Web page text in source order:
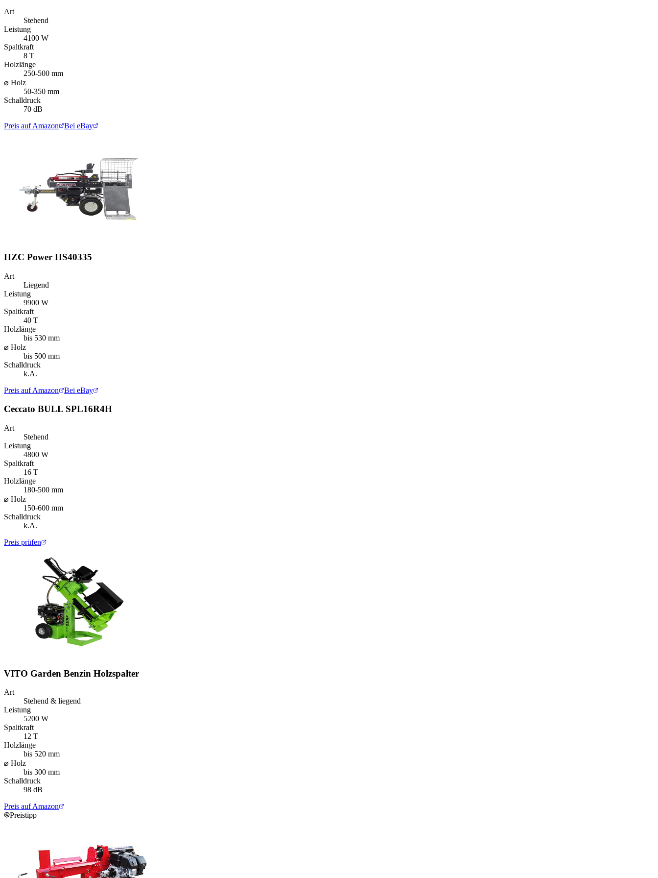
Art
Stehend
Leistung
4100 W
Spaltkraft
8 T
Holzlänge
250-500 mm
⌀ Holz
50-350 mm
Schalldruck
70 dB
Preis auf Amazon
Bei eBay
HZC Power HS40335
Art
Liegend
Leistung
9900 W
Spaltkraft
40 T
Holzlänge
bis 530 mm
⌀ Holz
bis 500 mm
Schalldruck
k.A.
Preis auf Amazon
Bei eBay
Ceccato BULL SPL16R4H
Art
Stehend
Leistung
4800 W
Spaltkraft
16 T
Holzlänge
180-500 mm
⌀ Holz
150-600 mm
Schalldruck
k.A.
Preis prüfen
VITO Garden Benzin Holzspalter
Art
Stehend & liegend
Leistung
5200 W
Spaltkraft
12 T
Holzlänge
bis 520 mm
⌀ Holz
bis 300 mm
Schalldruck
98 dB
Preis auf Amazon
Preistipp